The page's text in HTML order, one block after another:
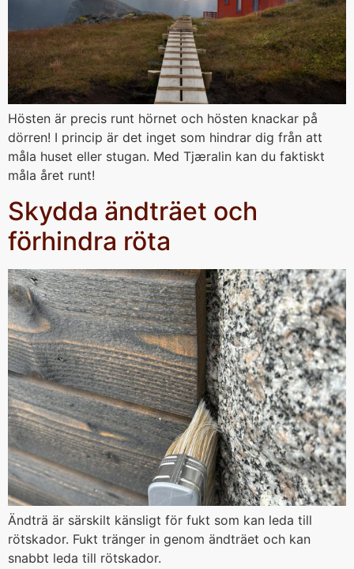
Hösten är precis runt hörnet och hösten knackar på
dörren! I princip är det inget som hindrar dig från att
måla huset eller stugan. Med Tjæralin kan du faktiskt
måla året runt!
Skydda ändträet och
förhindra röta
Ändträ är särskilt känsligt för fukt som kan leda till
rötskador. Fukt tränger in genom ändträet och kan
snabbt leda till rötskador.